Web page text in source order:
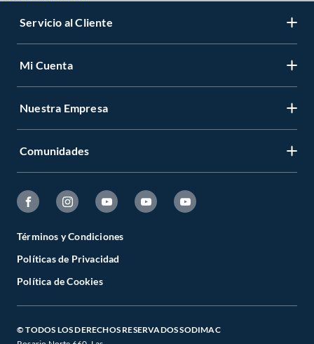
Servicio al Cliente
Mi Cuenta
Nuestra Empresa
Comunidades
Términos y Condiciones
Políticas de Privacidad
Política de Cookies
© TODOS LOS DERECHOS RESERVADOS SODIMAC